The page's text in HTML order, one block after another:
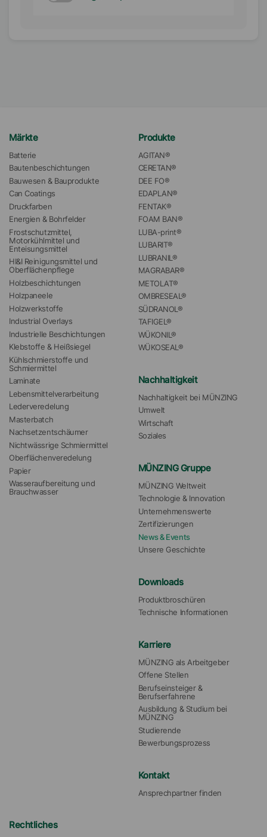
Märkte
Batterie
Bautenbeschichtungen
Bauwesen & Bauprodukte
Can Coatings
Druckfarben
Energien & Bohrfelder
Frostschutzmittel,
Motorkühlmittel und
Enteisungsmittel
HI&I Reinigungsmittel und
Oberflächenpflege
Holzbeschichtungen
Holzpaneele
Holzwerkstoffe
Industrial Overlays
Industrielle Beschichtungen
Klebstoffe & Heißsiegel
Kühlschmierstoffe und
Schmiermittel
Laminate
Lebensmittelverarbeitung
Lederveredelung
Masterbatch
Nachsetzentschäumer
Nichtwässrige Schmiermittel
Oberflächenveredelung
Papier
Wasseraufbereitung und
Brauchwasser
Produkte
AGITAN®
CERETAN®
DEE FO®
EDAPLAN®
FENTAK®
FOAM BAN®
LUBA-print®
LUBARIT®
LUBRANIL®
MAGRABAR®
METOLAT®
OMBRESEAL®
SÜDRANOL®
TAFIGEL®
WÜKONIL®
WÜKOSEAL®
Nachhaltigkeit
Nachhaltigkeit bei MÜNZING
Umwelt
Wirtschaft
Soziales
MÜNZING Gruppe
MÜNZING Weltweit
Technologie & Innovation
Unternehmenswerte
Zertifizierungen
News & Events
Unsere Geschichte
Downloads
Produktbroschüren
Technische Informationen
Karriere
MÜNZING als Arbeitgeber
Offene Stellen
Berufseinsteiger &
Berufserfahrene
Ausbildung & Studium bei
MÜNZING
Studierende
Bewerbungsprozess
Kontakt
Ansprechpartner finden
Rechtliches